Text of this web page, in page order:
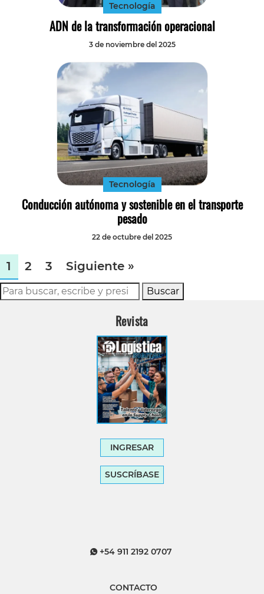
Tecnología
ADN de la transformación operacional
3 de noviembre del 2025
Tecnología
Conducción autónoma y sostenible en el transporte
pesado
22 de octubre del 2025
1 2 3 Siguiente »
Buscar
Revista
INGRESAR
SUSCRÍBASE
+54 911 2192 0707
CONTACTO